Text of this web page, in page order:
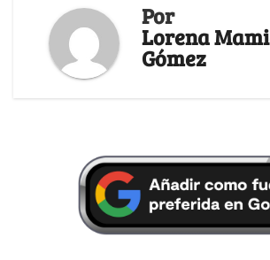
Por
Lorena
Gómez